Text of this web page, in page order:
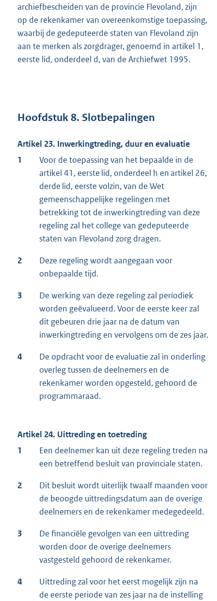
archiefbescheiden van de provincie Flevoland, zijn
op de rekenkamer van overeenkomstige toepassing,
waarbij de gedeputeerde staten van Flevoland zijn
aan te merken als zorgdrager, genoemd in artikel 1,
eerste lid, onderdeel d, van de Archiefwet 1995.
Hoofdstuk 8. Slotbepalingen
Artikel 23. Inwerkingtreding, duur en evaluatie
1
Voor de toepassing van het bepaalde in de
artikel 41, eerste lid, onderdeel h en artikel 26,
derde lid, eerste volzin, van de Wet
gemeenschappelijke regelingen met
betrekking tot de inwerkingtreding van deze
regeling zal het college van gedeputeerde
staten van Flevoland zorg dragen.
2
Deze regeling wordt aangegaan voor
onbepaalde tijd.
3
De werking van deze regeling zal periodiek
worden geëvalueerd. Voor de eerste keer zal
dit gebeuren drie jaar na de datum van
inwerkingtreding en vervolgens om de zes jaar.
4
De opdracht voor de evaluatie zal in onderling
overleg tussen de deelnemers en de
rekenkamer worden opgesteld, gehoord de
programmaraad.
Artikel 24. Uittreding en toetreding
1
Een deelnemer kan uit deze regeling treden na
een betreffend besluit van provinciale staten.
2
Dit besluit wordt uiterlijk twaalf maanden voor
de beoogde uittredingsdatum aan de overige
deelnemers en de rekenkamer medegedeeld.
3
De financiële gevolgen van een uittreding
worden door de overige deelnemers
vastgesteld gehoord de rekenkamer.
4
Uittreding zal voor het eerst mogelijk zijn na
de eerste periode van zes jaar na de instelling